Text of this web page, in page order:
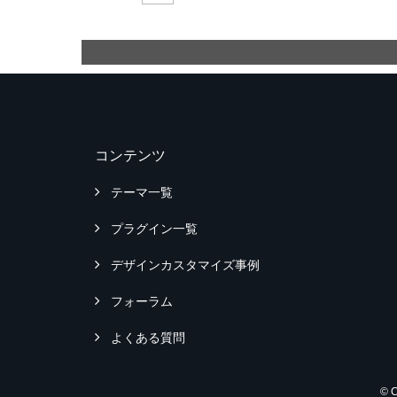
コンテンツ
テーマ一覧
プラグイン一覧
デザインカスタマイズ事例
フォーラム
よくある質問
©